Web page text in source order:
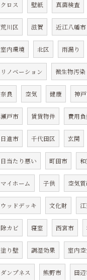
クロス 壁紙 真菌検査
荒川区 滋賀 近江八幡市
室内環境 北区 雨漏り
リノベーション 微生物汚染
奈良 空気 健康 神
瀬戸市 賃貸物件 費用負
日進市 千代田区 玄関
日当たり悪い 町田市 和
マイホーム 子供 空気
ウッドデッキ 文化財
除カビ 寝室 西宮市
塗り壁 調湿効果 室内
ダンプネス 熊野市 田